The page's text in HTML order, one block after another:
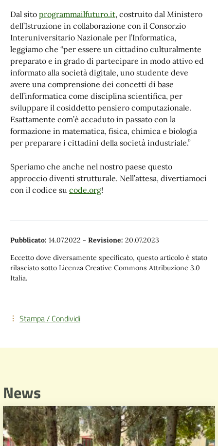
Dal sito programmailfuturo.it, costruito dal Ministero
dell’Istruzione in collaborazione con il Consorzio
Interuniversitario Nazionale per l’Informatica,
leggiamo che “per essere un cittadino culturalmente
preparato e in grado di partecipare in modo attivo ed
informato alla società digitale, uno studente deve
avere una comprensione dei concetti di base
dell’informatica come disciplina scientifica, per
sviluppare il cosiddetto pensiero computazionale.
Esattamente com’è accaduto in passato con la
formazione in matematica, fisica, chimica e biologia
per preparare i cittadini della società industriale.”
Speriamo che anche nel nostro paese questo
approccio diventi strutturale. Nell’attesa, divertiamoci
con il codice su code.org!
Pubblicato: 14.07.2022 - Revisione: 20.07.2023
Eccetto dove diversamente specificato, questo articolo è stato
rilasciato sotto Licenza Creative Commons Attribuzione 3.0
Italia.
Stampa / Condividi
News